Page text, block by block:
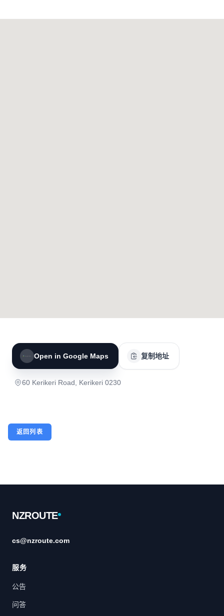
Open in Google Maps 复制地址
60 Kerikeri Road, Kerikeri 0230
返回列表
NZROUTE
cs@nzroute.com
服务
公告
问答